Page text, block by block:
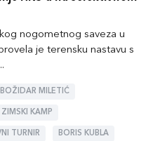
nogometnog saveza u
je terensku nastavu s
BOŽIDAR MILETIĆ
ZIMSKI KAMP
TURNIR BORIS KUBLA